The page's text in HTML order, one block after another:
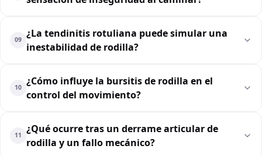
09
¿La tendinitis rotuliana puede simular una
inestabilidad de rodilla?
10
¿Cómo influye la bursitis de rodilla en el
control del movimiento?
11
¿Qué ocurre tras un derrame articular de
rodilla y un fallo mecánico?